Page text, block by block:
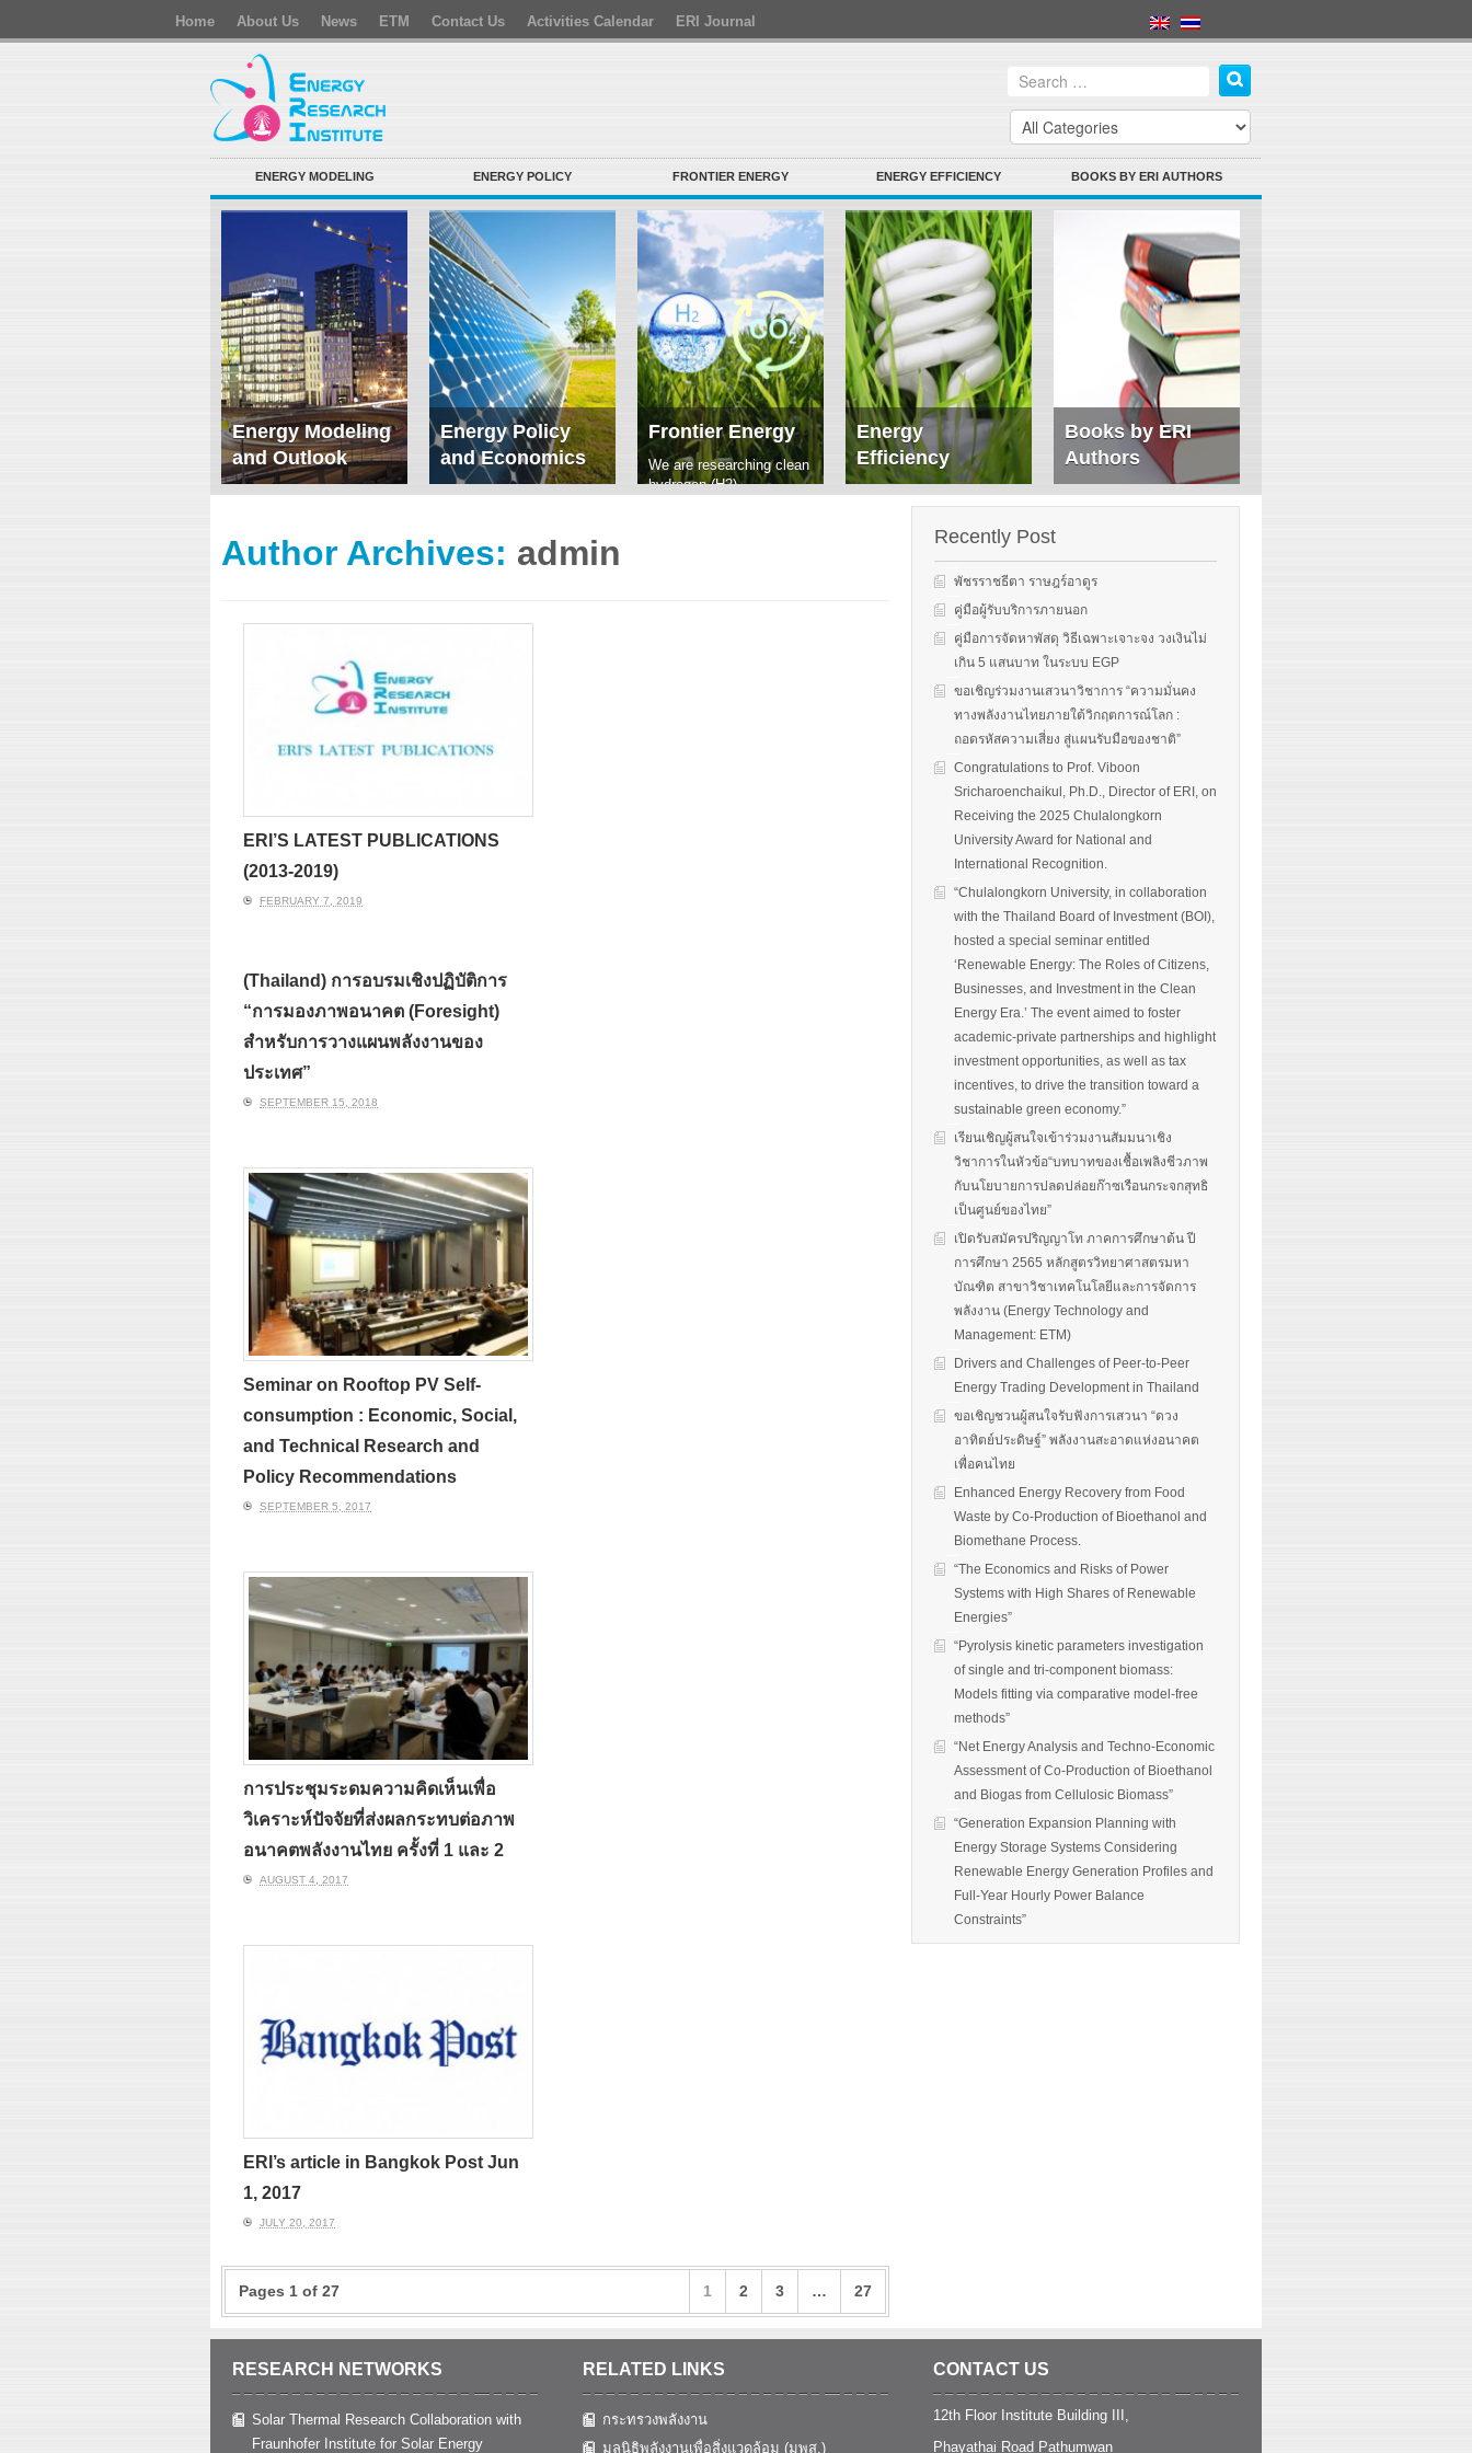
Home About Us News ETM Contact Us Activities Calendar ERI Journal
ENERGY MODELING ENERGY POLICY FRONTIER ENERGY ENERGY EFFICIENCY BOOKS BY ERI AUTHORS
Energy Modeling
and Outlook
ERI conducts rigorous
demand of various
energy-consuming
Energy Policy
and Economics
We focus on solar
economics, and solar PV
policy. Two patent-
Frontier Energy
We are researching clean
hydrogen (H2)
Energy
Efficiency
We evaluate the
performance of energy-
efficient equipment and
programs and give advice
to governments on
Read More
Books by ERI
Authors
Author Archives: admin
ERI’S LATEST PUBLICATIONS
(2013-2019)
FEBRUARY 7, 2019
(Thailand) การอบรมเชิงปฏิบัติการ
“การมองภาพอนาคต (Foresight)
สำหรับการวางแผนพลังงานของ
ประเทศ”
SEPTEMBER 15, 2018
Seminar on Rooftop PV Self-
consumption : Economic, Social,
and Technical Research and
Policy Recommendations
SEPTEMBER 5, 2017
การประชุมระดมความคิดเห็นเพื่อ
วิเคราะห์ปัจจัยที่ส่งผลกระทบต่อภาพ
อนาคตพลังงานไทย ครั้งที่ 1 และ 2
AUGUST 4, 2017
ERI’s article in Bangkok Post Jun
1, 2017
JULY 20, 2017
Pages 1 of 27 1 2 3 … 27
Recently Post
พัชรราชธีตา ราษฎร์อาดูร
คู่มือผู้รับบริการภายนอก
คู่มือการจัดหาพัสดุ วิธีเฉพาะเจาะจง วงเงินไม่
เกิน 5 แสนบาท ในระบบ EGP
ขอเชิญร่วมงานเสวนาวิชาการ “ความมั่นคง
ทางพลังงานไทยภายใต้วิกฤตการณ์โลก :
ถอดรหัสความเสี่ยง สู่แผนรับมือของชาติ”
Congratulations to Prof. Viboon
Sricharoenchaikul, Ph.D., Director of ERI, on
Receiving the 2025 Chulalongkorn
University Award for National and
International Recognition.
“Chulalongkorn University, in collaboration
with the Thailand Board of Investment (BOI),
hosted a special seminar entitled
‘Renewable Energy: The Roles of Citizens,
Businesses, and Investment in the Clean
Energy Era.’ The event aimed to foster
academic-private partnerships and highlight
investment opportunities, as well as tax
incentives, to drive the transition toward a
sustainable green economy.”
เรียนเชิญผู้สนใจเข้าร่วมงานสัมมนาเชิง
วิชาการในหัวข้อ“บทบาทของเชื้อเพลิงชีวภาพ
กับนโยบายการปลดปล่อยก๊าซเรือนกระจกสุทธิ
เป็นศูนย์ของไทย”
เปิดรับสมัครปริญญาโท ภาคการศึกษาต้น ปี
การศึกษา 2565 หลักสูตรวิทยาศาสตรมหา
บัณฑิต สาขาวิชาเทคโนโลยีและการจัดการ
พลังงาน (Energy Technology and
Management: ETM)
Drivers and Challenges of Peer-to-Peer
Energy Trading Development in Thailand
ขอเชิญชวนผู้สนใจรับฟังการเสวนา “ดวง
อาทิตย์ประดิษฐ์” พลังงานสะอาดแห่งอนาคต
เพื่อคนไทย
Enhanced Energy Recovery from Food
Waste by Co-Production of Bioethanol and
Biomethane Process.
“The Economics and Risks of Power
Systems with High Shares of Renewable
Energies”
“Pyrolysis kinetic parameters investigation
of single and tri-component biomass:
Models fitting via comparative model-free
methods”
“Net Energy Analysis and Techno-Economic
Assessment of Co-Production of Bioethanol
and Biogas from Cellulosic Biomass”
“Generation Expansion Planning with
Energy Storage Systems Considering
Renewable Energy Generation Profiles and
Full-Year Hourly Power Balance
Constraints”
RESEARCH NETWORKS
Solar Thermal Research Collaboration with
Fraunhofer Institute for Solar Energy
RELATED LINKS
กระทรวงพลังงาน
มูลนิธิพลังงานเพื่อสิ่งแวดล้อม (มพส.)
CONTACT US
12th Floor Institute Building III,
Phayathai Road Pathumwan